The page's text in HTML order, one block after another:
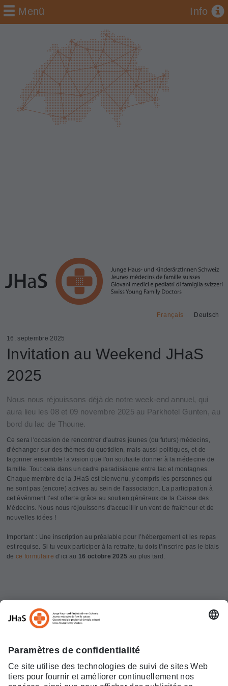
Deutsch
Français
Menü Info
16. septembre 2025
Invitation au Weekend JHaS
2025
Nous nous réjouissons déjà de notre week-end annuel, qui
aura lieu les 08 et 09 novembre 2025 au Parkhotel Gunten, au
bord du lac de Thoune.
Ce sera l'occasion de rencontrer d'autres jeunes (ou futurs) médecins,
d'échanger sur des thèmes du quotidien, mais aussi politiques, et de
façonner ensemble la vision que l'on souhaite donner à la médecine de
famille. Tout cela dans un cadre paradisiaque entre lac et montagnes.
Chaque membre de la JHaS est bienvenu, y compris les personnes qui
ne sont pas (encore) actives au sein de l'association. La participation à
cet événment t'est offerte grâce au soutien généreux de la Caisse des
Médecins. Nous nous réjouissons d'accueillir un vent de fraîcheur et de
nouvelles idées !
Important : Une inscription au préalable pour l’hébergement et les repas
est requise. Si tu veux participer à la retraite, tu dois t’inscrire pas le biais
de ce formulaire d’ici au 16 octobre 2025 au plus tard.
« retour
Portrait
Devenir
membre!
Offres d'emploi
Congrès JHaS
Espace
membre
JHaS
Effingerstrasse 2